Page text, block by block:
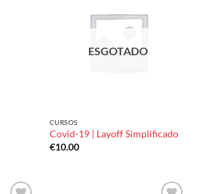
ESGOTADO
CURSOS
Covid-19 | Layoff Simplificado
€10.00